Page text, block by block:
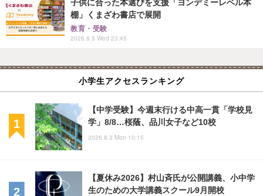
子供に合った本選びを支援「ヨンデミーレベル本
棚」くまざわ書店で展開
教育・受験
2026.8.5 Wed 23:45
小学生アクセスランキング
【中学受験】今週末行ける中高一貫「学校見
学」8/8…桜蔭、品川女子など10校
2026.8.3 Mon 10:15
【夏休み2026】村山斉氏が公開講義、小中学
生のための大学講義スクール9月開校